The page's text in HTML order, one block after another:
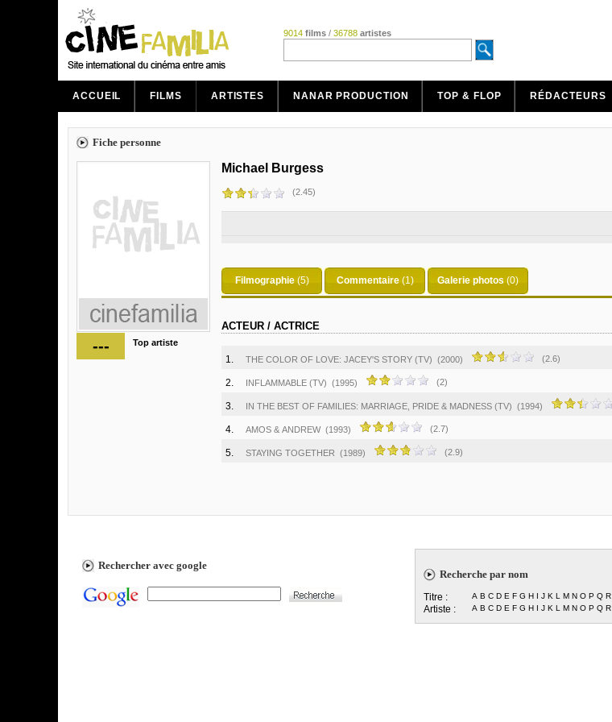
9014 films / 36788 artistes
ACCUEIL FILMS ARTISTES NANAR PRODUCTION TOP & FLOP RÉDACTEURS
Fiche personne
--- Top artiste
Michael Burgess
(2.45)
Filmographie(5) Commentaire(1) Galerie photos (0)
ACTEUR / ACTRICE
1. THE COLOR OF LOVE: JACEY'S STORY (TV) (2000) (2.6)
2. INFLAMMABLE (TV) (1995) (2)
3. IN THE BEST OF FAMILIES: MARRIAGE, PRIDE & MADNESS (TV) (1994)
4. AMOS & ANDREW (1993) (2.7)
5. STAYING TOGETHER (1989) (2.9)
Rechercher avec google
Recherche par nom
Titre : A B C D E F G H I J K L M N O P Q R
Artiste : A B C D E F G H I J K L M N O P Q R